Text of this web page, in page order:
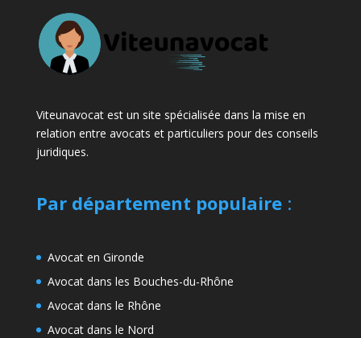
Viteunavocat est un site spécialisée dans la mise en
relation entre avocats et particuliers pour des conseils
juridiques.
Par département populaire:
Avocat en Gironde
Avocat dans les Bouches-du-Rhône
Avocat dans le Rhône
Avocat dans le Nord